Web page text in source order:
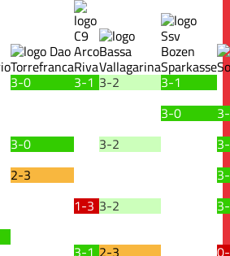
3-0 3-1 3-2
3-1
3-0
3-0 3-2
2-3
1-3 3-2
3-1 2-3